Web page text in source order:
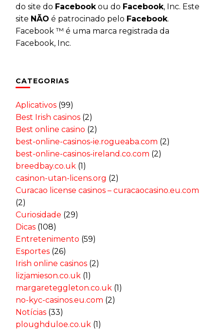
do site do Facebookou do Facebook, Inc. Este
site NÃO é patrocinado pelo Facebook.
Facebook ™ é uma marca registrada da
Facebook, Inc.
CATEGORIAS
Aplicativos (99)
Best Irish casinos (2)
Best online casino (2)
best-online-casinos-ie.rogueaba.com (2)
best-online-casinos-ireland.co.com (2)
breedbay.co.uk (1)
casinon-utan-licens.org (2)
Curacao license casinos – curacaocasino.eu.com
(2)
Curiosidade (29)
Dicas (108)
Entretenimento (59)
Esportes (26)
Irish online casinos (2)
lizjamieson.co.uk (1)
margareteggleton.co.uk (1)
no-kyc-casinos.eu.com (2)
Notícias (33)
ploughduloe.co.uk (1)